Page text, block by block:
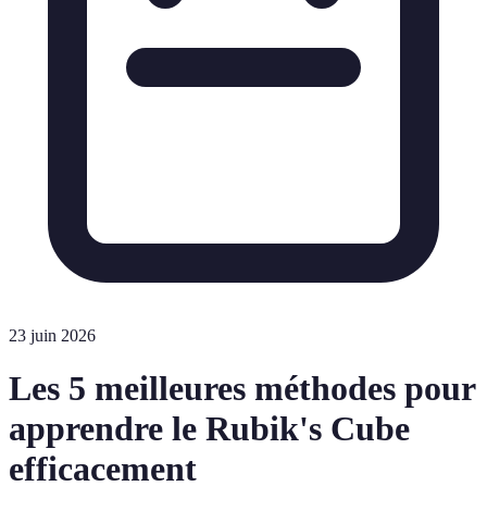
23 juin 2026
Les 5 meilleures méthodes pour
apprendre le Rubik's Cube
efficacement